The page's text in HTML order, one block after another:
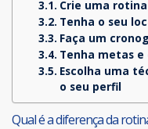
Crie uma
Tenha o seu
Faça um
Tenha metas e
Escolha uma
o seu perfil
Qual é a diferença da